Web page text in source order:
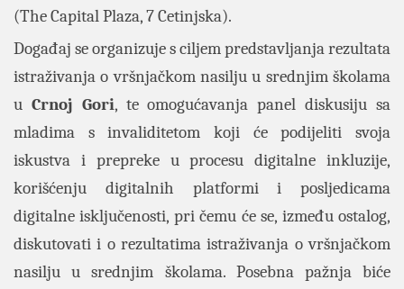
(The Capital Plaza, 7 Cetinjska).
Događaj se organizuje s ciljem predstavljanja rezultata
istraživanja o vršnjačkom nasilju u srednjim školama
u Crnoj Gori, te omogućavanja panel diskusiju sa
mladima s invaliditetom koji će podijeliti svoja
iskustva i prepreke u procesu digitalne inkluzije,
korišćenju digitalnih platformi i posljedicama
digitalne isključenosti, pri čemu će se, između ostalog,
diskutovati i o rezultatima istraživanja o vršnjačkom
nasilju u srednjim školama. Posebna pažnja biće